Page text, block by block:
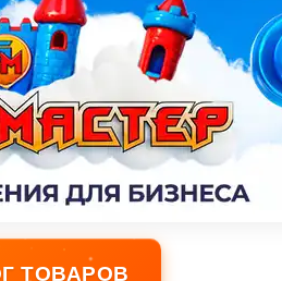
ТОВАРОВ